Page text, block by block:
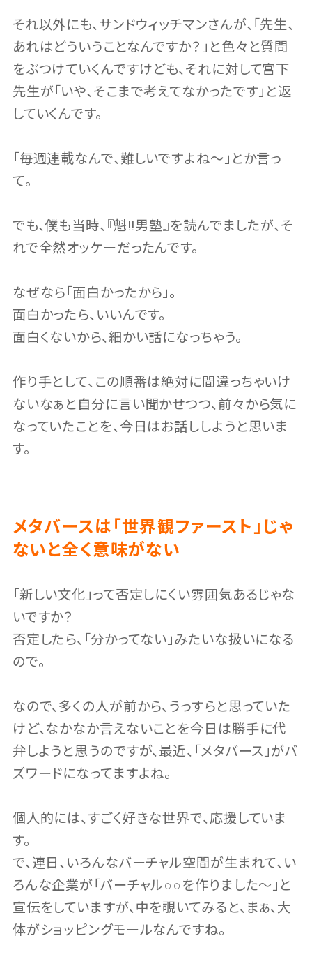
それ以外にも、サンドウィッチマンさんが、「先生、
あれはどういうことなんですか？」と色々と質問
をぶつけていくんですけども、それに対して宮下
先生が「いや、そこまで考えてなかったです」と返
していくんです。
「毎週連載なんで、難しいですよね〜」とか言っ
て。
でも、僕も当時、『魁!!男塾』を読んでましたが、そ
れで全然オッケーだったんです。
なぜなら「面白かったから」。
面白かったら、いいんです。
面白くないから、細かい話になっちゃう。
作り手として、この順番は絶対に間違っちゃいけ
ないなぁと自分に言い聞かせつつ、前々から気に
なっていたことを、今日はお話ししようと思いま
す。
メタバースは「世界観ファースト」じゃ
ないと全く意味がない
「新しい文化」って否定しにくい雰囲気あるじゃな
いですか？
否定したら、「分かってない」みたいな扱いになる
ので。
なので、多くの人が前から、うっすらと思っていた
けど、なかなか言えないことを今日は勝手に代
弁しようと思うのですが、最近、「メタバース」がバ
ズワードになってますよね。
個人的には、すごく好きな世界で、応援していま
す。
で、連日、いろんなバーチャル空間が生まれて、い
ろんな企業が「バーチャル○○を作りました〜」と
宣伝をしていますが、中を覗いてみると、まぁ、大
体がショッピングモールなんですね。